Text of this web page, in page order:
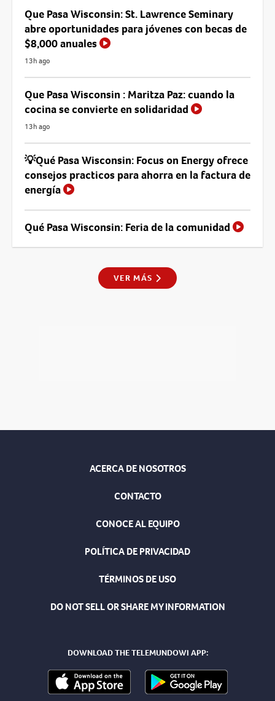
Que Pasa Wisconsin: St. Lawrence Seminary
abre oportunidades para jóvenes con becas de
$8,000 anuales
13h ago
Que Pasa Wisconsin : Maritza Paz: cuando la
cocina se convierte en solidaridad
13h ago
💡Qué Pasa Wisconsin: Focus on Energy ofrece
consejos practicos para ahorra en la factura de
energía
Qué Pasa Wisconsin: Feria de la comunidad
VER MÁS
ACERCA DE NOSOTROS
CONTACTO
CONOCE AL EQUIPO
POLÍTICA DE PRIVACIDAD
TÉRMINOS DE USO
DO NOT SELL OR SHARE MY INFORMATION
DOWNLOAD THE TELEMUNDOWI APP: